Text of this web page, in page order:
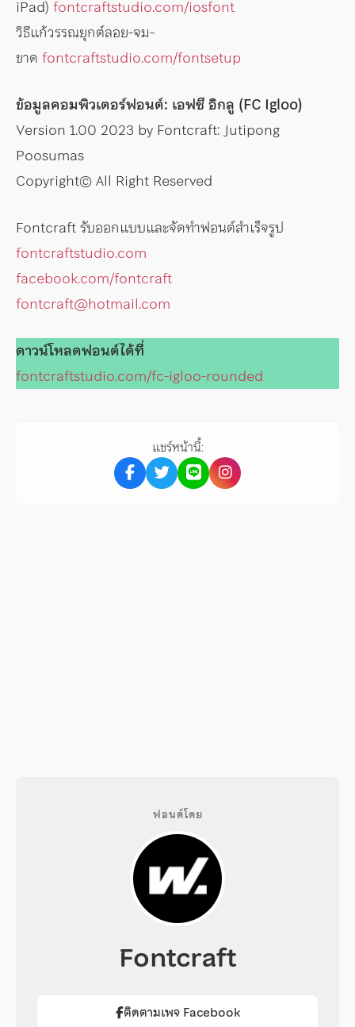
iPad) fontcraftstudio.com/iosfont
วิธีแก้วรรณยุกต์ลอย-จม-
ขาด fontcraftstudio.com/fontsetup
ข้อมูลคอมพิวเตอร์ฟอนต์: เอฟซี อิกลู (FC Igloo)
Version 1.00 2023 by Fontcraft: Jutipong
Poosumas
Copyright© All Right Reserved
Fontcraft รับออกแบบและจัดทำฟอนต์สำเร็จรูป
fontcraftstudio.com
facebook.com/fontcraft
fontcraft@hotmail.com
ดาวน์โหลดฟอนต์ได้ที่
fontcraftstudio.com/fc-igloo-rounded
แชร์หน้านี้:
ฟอนต์โดย
Fontcraft
ติดตามเพจ Facebook